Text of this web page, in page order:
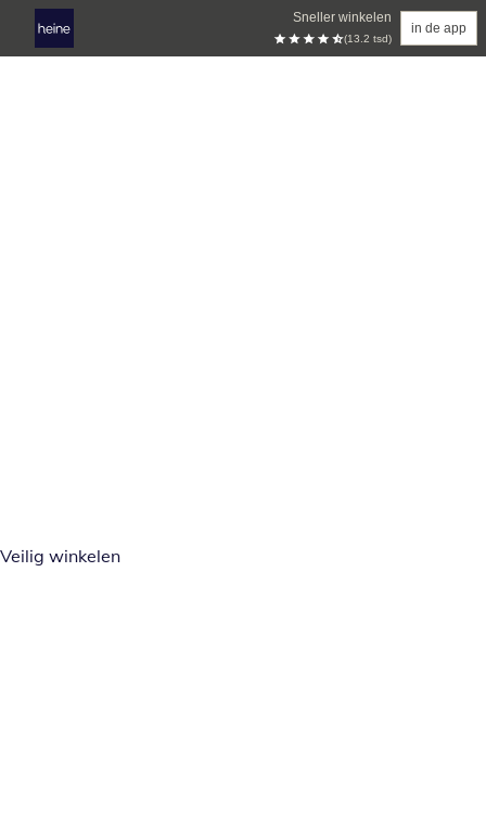
Sneller winkelen
(13.2 tsd)
in de app
Veilig winkelen